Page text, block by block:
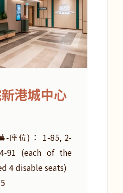
港城中心
-座位)： 1-85, 2-
91 (each of the
4 disable seats)